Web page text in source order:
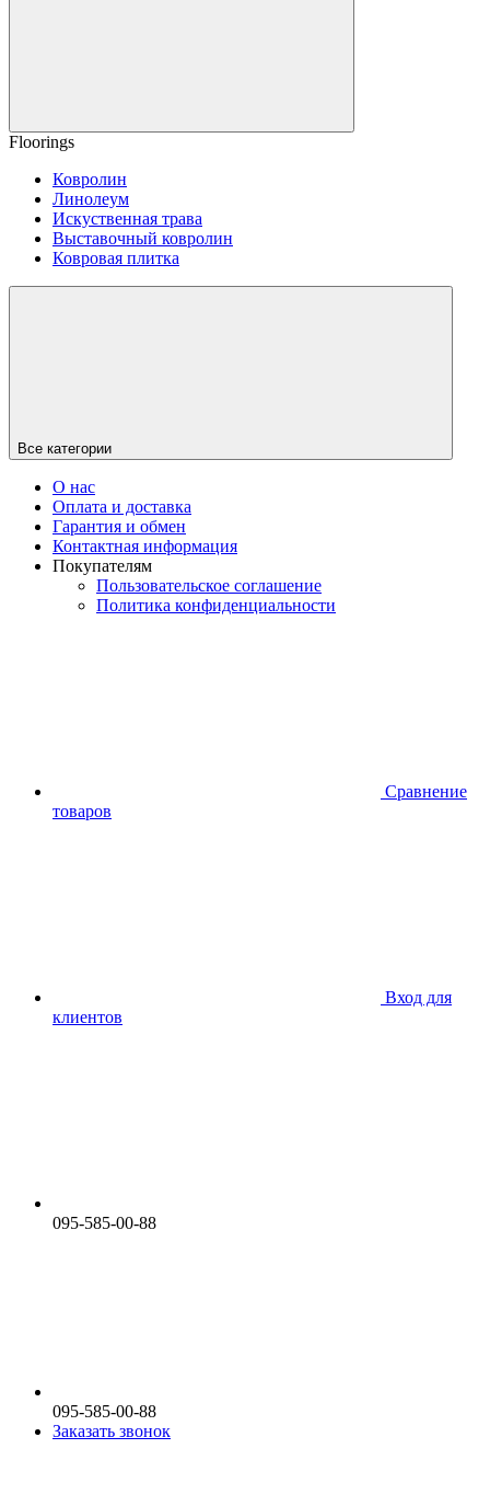
Floorings
Ковролин
Линолеум
Искуственная трава
Выставочный ковролин
Ковровая плитка
Все категории
О нас
Оплата и доставка
Гарантия и обмен
Контактная информация
Покупателям
Пользовательское соглашение
Политика конфиденциальности
Сравнение
товаров
Вход для
клиентов
095-585-00-88
095-585-00-88
Заказать звонок